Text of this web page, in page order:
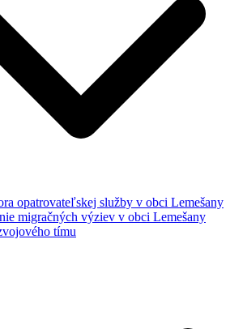
opatrovateľskej služby v obci Lemešany
migračných výziev v obci Lemešany
tímu